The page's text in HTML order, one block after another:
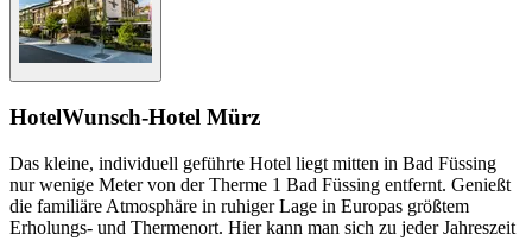
HotelWunsch-Hotel Mürz
Das kleine, individuell geführte Hotel liegt mitten in Bad Füssing
nur wenige Meter von der Therme 1 Bad Füssing entfernt. Genießt
die familiäre Atmosphäre in ruhiger Lage in Europas größtem
Erholungs- und Thermenort. Hier kann man sich zu jeder Jahreszeit